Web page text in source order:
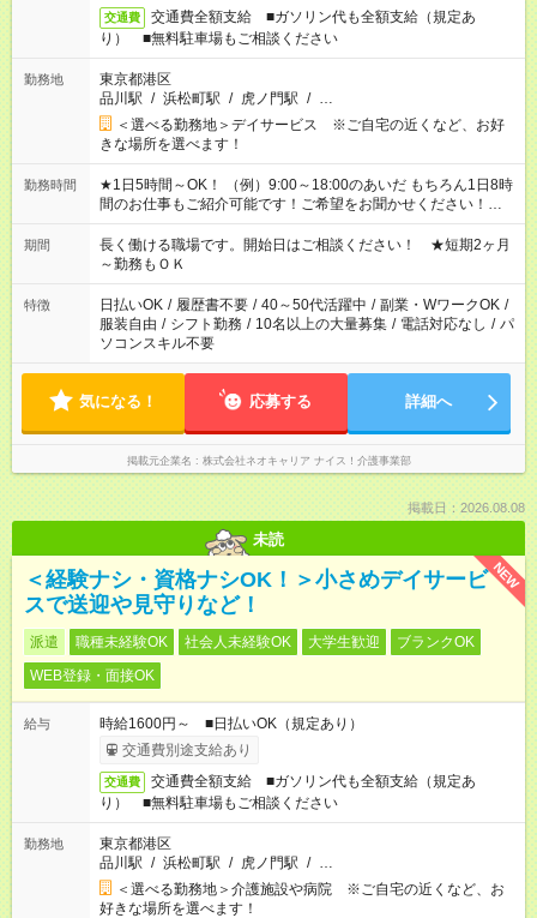
交通費
交通費全額支給 ■ガソリン代も全額支給（規定あ
り） ■無料駐車場もご相談ください
勤務地
東京都港区
品川駅 / 浜松町駅 / 虎ノ門駅 / …
＜選べる勤務地＞デイサービス ※ご自宅の近くなど、お好
きな場所を選べます！
勤務時間
★1日5時間～OK！ （例）9:00～18:00のあいだ もちろん1日8時
間のお仕事もご紹介可能です！ご希望をお聞かせください！★家
庭の都合でお休みが必要な場合も遠慮なくご相談ください。 ※
週最低15時間以上の勤務が必要です
期間
長く働ける職場です。開始日はご相談ください！ ★短期2ヶ月
～勤務もＯＫ
特徴 日払いOK / 履歴書不要 / 40～50代活躍中 / 副業・WワークOK /
服装自由 / シフト勤務 / 10名以上の大量募集 / 電話対応なし / パ
ソコンスキル不要
気になる！ 応募する 詳細へ
掲載元企業名 株式会社ネオキャリア ナイス！介護事業部
掲載日：2026.08.08
未読
NEW
＜経験ナシ・資格ナシOK！＞小さめデイサービ
スで送迎や見守りなど！
派遣 職種未経験OK 社会人未経験OK 大学生歓迎
ブランクOK
WEB登録・面接OK
給与
時給1600円～ ■日払いOK（規定あり）
交通費別途支給あり
交通費
交通費全額支給 ■ガソリン代も全額支給（規定あ
り） ■無料駐車場もご相談ください
勤務地
東京都港区
品川駅 / 浜松町駅 / 虎ノ門駅 / …
＜選べる勤務地＞介護施設や病院 ※ご自宅の近くなど、お
好きな場所を選べます！